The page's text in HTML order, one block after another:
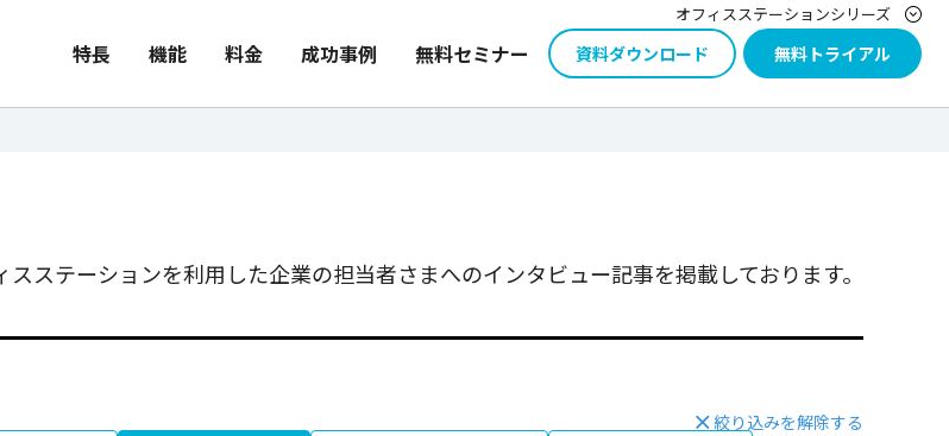
特長 機能 料金 成功事例 無料セミナー 資料ダウンロード 無料トライアル
オフィスステーションシリーズ
スステーションを利用した企業の担当者さまへのインタビュー記事を掲載しております。
絞り込みを解除する